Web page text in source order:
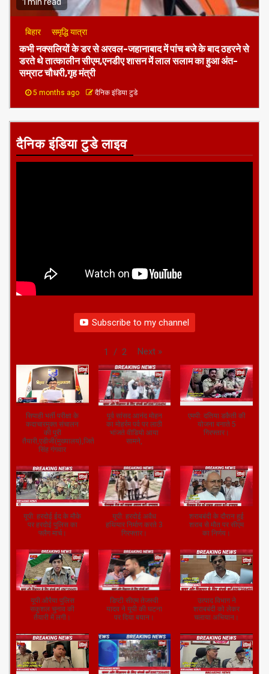
1 min read
बिहार समृद्धि यात्रा
डरते थे तात्कालीन सीएम,एनडीए शासन में लाल सलाम का हुआ अंत-
सम्राट चौधरी,गृह मंत्री
Subscribe to my channel
/ 2 Next »
सिपाही भर्ती परीक्षा के
कदाचारमुक्त संचालन
की पूरी
तैयारी,एडीजी(मुख्यालय),जितेंद्र
सिंह गंगवार
पूर्व सांसद आनंद मोहन
का मोहर्रम पर्व पर लाठी
भांजते वीडियो आया
सामने,
एमपी: दतिया डकैती की
योजना बनाते 5
गिरफ्तार।
यूपी: हरदोई ईद के मौके
पर हरदोई पुलिस का
फ्लैग मार्च।
यूपी: हरदोई अवैध
हथियार निर्माण करते 3
गिरफ्तार।
शराबबंदी के दौरान हुई
शराब से मौत पर सीएम
का निर्णय।